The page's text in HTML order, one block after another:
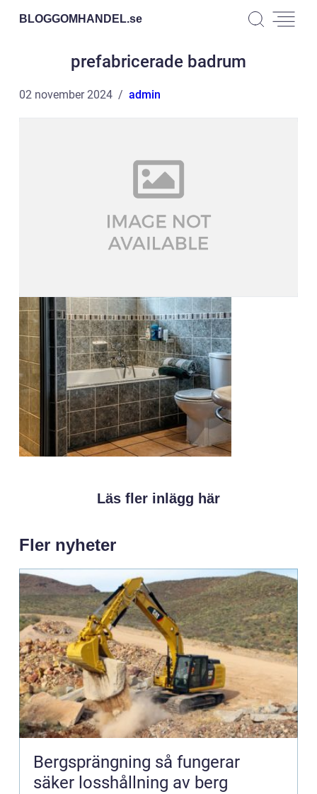
BLOGGOMHANDEL.se
prefabricerade badrum
02 november 2024 admin
Läs fler inlägg här
Fler nyheter
Bergsprängning så fungerar
säker losshållning av berg